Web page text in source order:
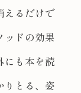
えるだけで
ッドの効果
にも本を読
りとる、姿